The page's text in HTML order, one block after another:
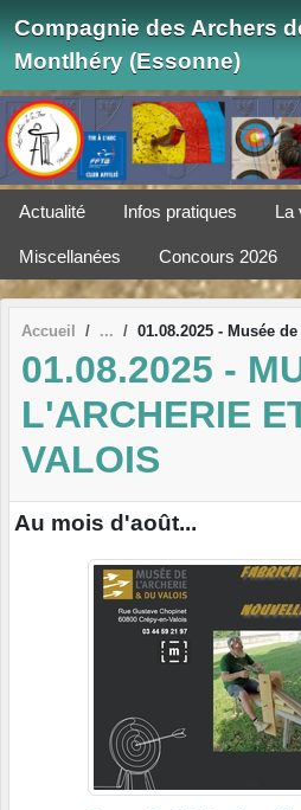
Compagnie des Archers
Montlhéry (Essonne)
Actualité Infos pratiques La
Miscellanées Concours 2026
Accueil 01.08.2025 - Musée
01.08.2025 -
L'ARCHERIE
VALOIS
Au mois d'août...